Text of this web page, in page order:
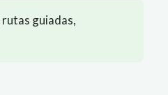
guiadas,